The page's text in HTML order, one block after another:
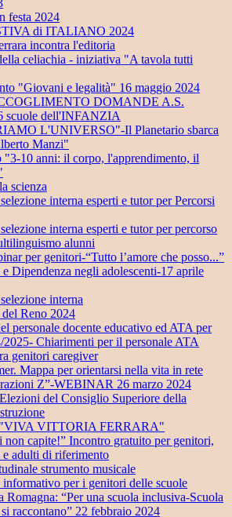
festa 2024
di ITALIANO 2024
incontra l'editoria
celiachia - iniziativa "A tavola tutti
"Giovani e legalità" 16 maggio 2024
DOMANDE A.S.
scuole dell'INFANZIA
L'UNIVERSO"-Il Planetario sbarca
Manzi"
"3-10 anni: il corpo, l'apprendimento, il
scienza
interna esperti e tutor per Percorsi
interna esperti e tutor per percorso
alunni
per genitori-“Tutto l’amore che posso...”
Dipendenza negli adolescenti-17 aprile
interna
Reno 2024
personale docente educativo ed ATA per
2025- Chiarimenti per il personale ATA
genitori caregiver
Mappa per orientarsi nella vita in rete
Z”-WEBINAR 26 marzo 2024
del Consiglio Superiore della
VITTORIA FERRARA"
non capite!” Incontro gratuito per genitori,
e adulti di riferimento
strumento musicale
informativo per i genitori delle scuole
Romagna: “Per una scuola inclusiva-Scuola
raccontano” 22 febbraio 2024